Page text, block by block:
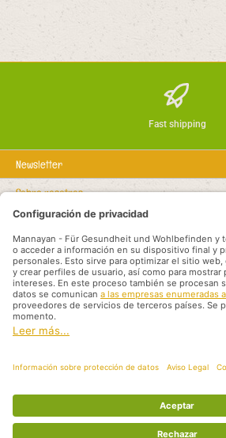
Fast shipping
Newsletter
Sobre nosotros
Textos legales
Línea de asistencia
Recommended links
Modalidades de pago
Shipping methods
Aviso legal Protección de datos
, los gastos